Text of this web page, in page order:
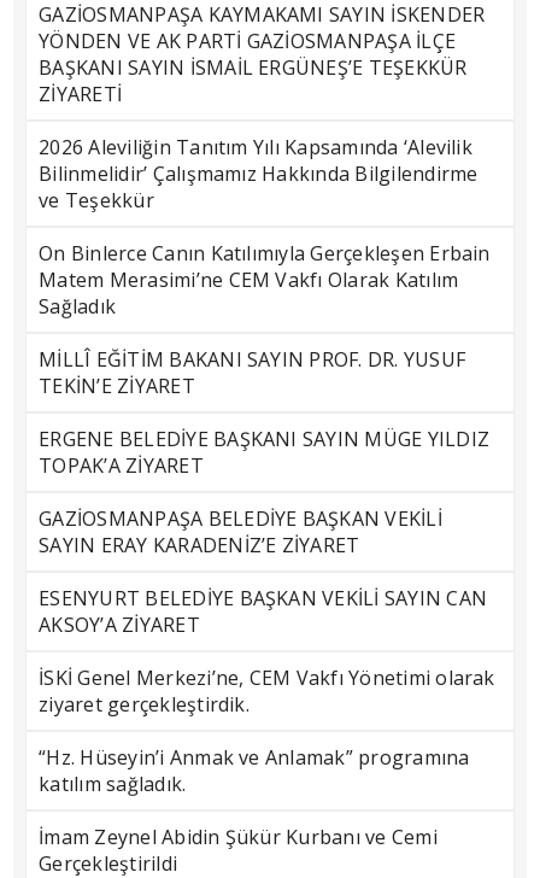
GAZİOSMANPAŞA KAYMAKAMI SAYIN İSKENDER
YÖNDEN VE AK PARTİ GAZİOSMANPAŞA İLÇE
BAŞKANI SAYIN İSMAİL ERGÜNEŞ’E TEŞEKKÜR
ZİYARETİ
2026 Aleviliğin Tanıtım Yılı Kapsamında ‘Alevilik
Bilinmelidir’ Çalışmamız Hakkında Bilgilendirme
ve Teşekkür
On Binlerce Canın Katılımıyla Gerçekleşen Erbain
Matem Merasimi’ne CEM Vakfı Olarak Katılım
Sağladık
MİLLÎ EĞİTİM BAKANI SAYIN PROF. DR. YUSUF
TEKİN’E ZİYARET
ERGENE BELEDİYE BAŞKANI SAYIN MÜGE YILDIZ
TOPAK’A ZİYARET
GAZİOSMANPAŞA BELEDİYE BAŞKAN VEKİLİ
SAYIN ERAY KARADENİZ’E ZİYARET
ESENYURT BELEDİYE BAŞKAN VEKİLİ SAYIN CAN
AKSOY’A ZİYARET
İSKİ Genel Merkezi’ne, CEM Vakfı Yönetimi olarak
ziyaret gerçekleştirdik.
“Hz. Hüseyin’i Anmak ve Anlamak” programına
katılım sağladık.
İmam Zeynel Abidin Şükür Kurbanı ve Cemi
Gerçekleştirildi